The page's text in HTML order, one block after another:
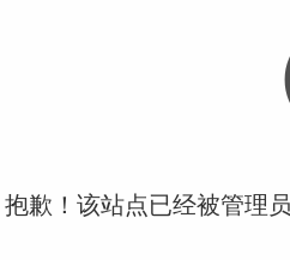
抱歉！该站点已经被管理